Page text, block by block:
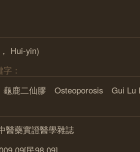
Hui-yin)
：
鹿二仙膠 Osteoporosis Gui Lu
醫藥實證醫學雜誌